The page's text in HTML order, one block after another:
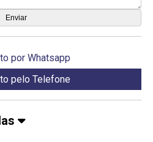
por Whatsapp
pelo Telefone